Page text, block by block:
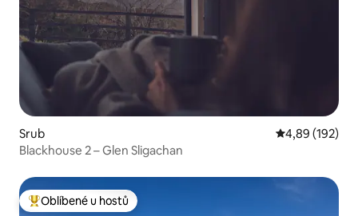
Srub Průměrné
4,89 (192)
Blackhouse 2 – Glen Sligachan
Nejlepší v kategorii Oblíbené u hostů
Oblíbené u hostů